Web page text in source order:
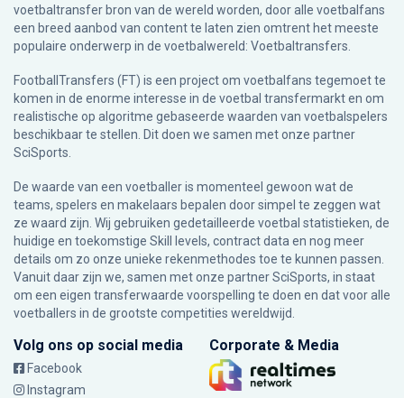
voetbaltransfer bron van de wereld worden, door alle voetbalfans
een breed aanbod van content te laten zien omtrent het meeste
populaire onderwerp in de voetbalwereld: Voetbaltransfers.
FootballTransfers (FT) is een project om voetbalfans tegemoet te
komen in de enorme interesse in de voetbal transfermarkt en om
realistische op algoritme gebaseerde waarden van voetbalspelers
beschikbaar te stellen. Dit doen we samen met onze partner
SciSports
De waarde van een voetballer is momenteel gewoon wat de
teams, spelers en makelaars bepalen door simpel te zeggen wat
ze waard zijn. Wij gebruiken gedetailleerde voetbal statistieken, de
huidige en toekomstige Skill levels, contract data en nog meer
details om zo onze unieke rekenmethodes toe te kunnen passen.
Vanuit daar zijn we, samen met onze partner SciSports, in staat
om een eigen transferwaarde voorspelling te doen en dat voor alle
voetballers in de grootste competities wereldwijd.
Volg ons op social media
Facebook
Instagram
Corporate & Media